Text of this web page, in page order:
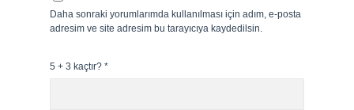
Daha sonraki yorumlarımda kullanılması için adım, e-posta
adresim ve site adresim bu tarayıcıya kaydedilsin.
5 + 3 kaçtır? *